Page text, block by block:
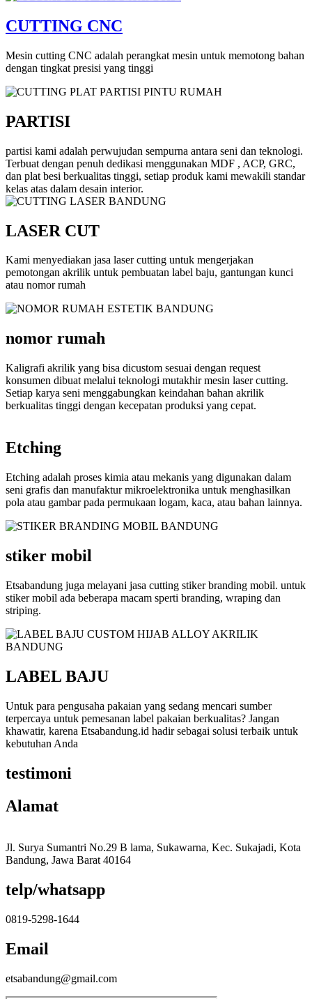
CUTTING CNC
Mesin cutting CNC adalah perangkat mesin untuk memotong bahan
dengan tingkat presisi yang tinggi
PARTISI
partisi kami adalah perwujudan sempurna antara seni dan teknologi.
Terbuat dengan penuh dedikasi menggunakan MDF , ACP, GRC,
dan plat besi berkualitas tinggi, setiap produk kami mewakili standar
kelas atas dalam desain interior.
LASER CUT
Kami menyediakan jasa laser cutting untuk mengerjakan
pemotongan akrilik untuk pembuatan label baju, gantungan kunci
atau nomor rumah
nomor rumah
Kaligrafi akrilik yang bisa dicustom sesuai dengan request
konsumen dibuat melalui teknologi mutakhir mesin laser cutting.
Setiap karya seni menggabungkan keindahan bahan akrilik
berkualitas tinggi dengan kecepatan produksi yang cepat.
Etching
Etching adalah proses kimia atau mekanis yang digunakan dalam
seni grafis dan manufaktur mikroelektronika untuk menghasilkan
pola atau gambar pada permukaan logam, kaca, atau bahan lainnya.
stiker mobil
Etsabandung juga melayani jasa cutting stiker branding mobil. untuk
stiker mobil ada beberapa macam sperti branding, wraping dan
striping.
LABEL BAJU
Untuk para pengusaha pakaian yang sedang mencari sumber
terpercaya untuk pemesanan label pakaian berkualitas? Jangan
khawatir, karena Etsabandung.id hadir sebagai solusi terbaik untuk
kebutuhan Anda
testimoni
Alamat
Jl. Surya Sumantri No.29 B lama, Sukawarna, Kec. Sukajadi, Kota
Bandung, Jawa Barat 40164
telp/whatsapp
0819-5298-1644
Email
etsabandung@gmail.com